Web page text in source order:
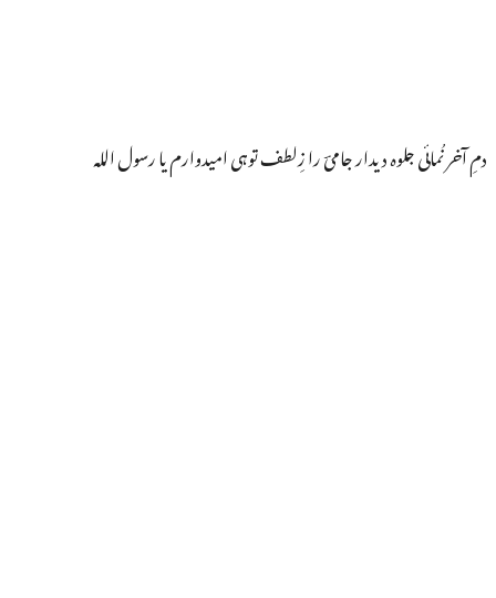
دمِ آخر نُمائی جلوہ دیدار جامیؔ را زِلطف توہی امیدوارم یا رسول اللہ